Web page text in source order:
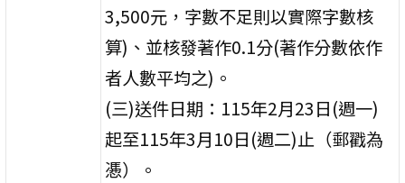
3,500元，字數不足則以實際字數核
算)、並核發著作0.1分(著作分數依作
者人數平均之)。
(三)送件日期：115年2月23日(週一)
起至115年3月10日(週二)止（郵戳為
慿）。